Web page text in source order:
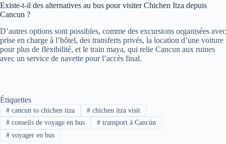
Existe-t-il des alternatives au bus pour visiter Chichen Itza depuis
Cancun ?
D’autres options sont possibles, comme des excursions organisées avec
prise en charge à l’hôtel, des transferts privés, la location d’une voiture
pour plus de flexibilité, et le train maya, qui relie Cancun aux ruines
avec un service de navette pour l’accès final.
Étiquettes
#cancun to chichen itza #chichen itza visit
#conseils de voyage en bus #transport à Cancún
#voyager en bus